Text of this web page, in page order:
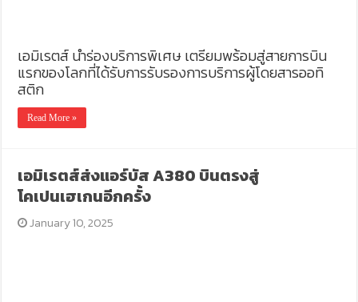
เอมิเรตส์ นำร่องบริการพิเศษ เตรียมพร้อมสู่สายการบิน
แรกของโลกที่ได้รับการรับรองการบริการผู้โดยสารออทิ
สติก
Read More »
เอมิเรตส์ส่งแอร์บัส A380 บินตรงสู่
โคเปนเฮเกนอีกครั้ง
January 10, 2025